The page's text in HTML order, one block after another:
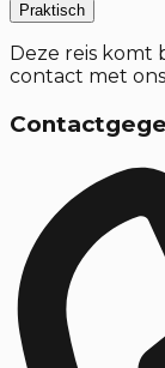
Praktisch
Deze reis komt
contact met